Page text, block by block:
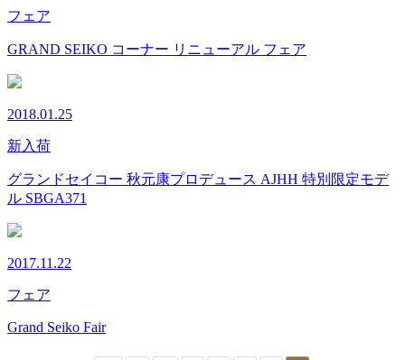
フェア
GRAND SEIKO コーナー リニューアル フェア
2018.01.25
新入荷
グランドセイコー 秋元康プロデュース AJHH 特別限定モデ
ル SBGA371
2017.11.22
フェア
Grand Seiko Fair